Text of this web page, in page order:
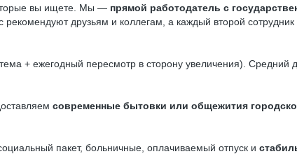
вы ищете. Мы — прямой работодатель с
друзьям и коллегам, а каждый второй сотрудник
+ ежегодный пересмотр в сторону увеличения).
современные бытовки или общежития
пакет, больничные, оплачиваемый отпуск и